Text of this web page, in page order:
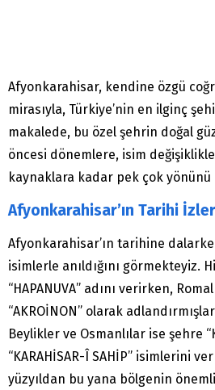
Afyonkarahisar, kendine özgü
mirasıyla, Türkiye’nin en ilginç
makalede, bu özel şehrin doğal
öncesi dönemlere, isim
kaynaklara kadar pek çok yönünü
Afyonkarahisar’ın Tarihi
Afyonkarahisar’ın tarihine
isimlerle anıldığını görmekteyiz.
“HAPANUVA” adını verirken,
“AKROİNON” olarak
Beylikler ve Osmanlılar ise şehre
“KARAHİSAR-Î SAHİP” isimlerini
yüzyıldan bu yana bölgenin